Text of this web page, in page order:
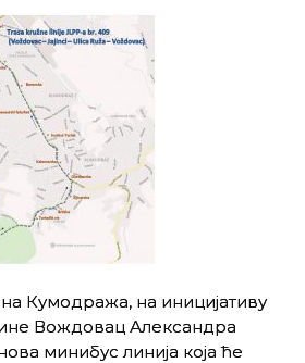
Кумодража, на иницијативу
Вождовац Александра
минибус линија која ће